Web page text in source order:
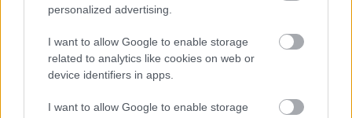
personalized advertising.
I want to allow Google to enable storage
related to analytics like cookies on web or
device identifiers in apps.
I want to allow Google to enable storage